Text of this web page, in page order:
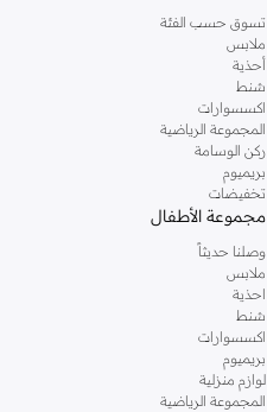
تسوق حسب الفئة
ملابس
أحذية
شنط
اكسسوارات
المجموعة الرياضية
ركن الوسامة
بريميوم
تخفيضات
مجموعة الأطفال
وصلنا حديثاً
ملابس
احذية
شنط
اكسسوارات
بريميوم
لوازم منزلية
المجموعة الرياضية